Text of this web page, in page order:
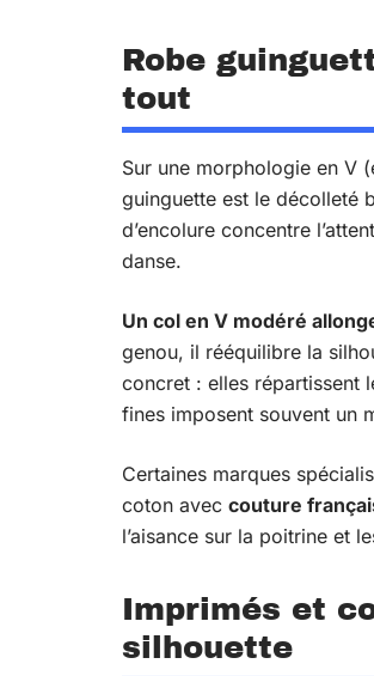
Robe
tout
Sur une morphologie en V
guinguette est le décolleté
d’encolure concentre
danse.
Un col en V modéré
genou, il rééquilibre la
concret : elles répartissent
fines imposent souvent un
Certaines marques
coton avec couture
l’aisance sur la poitrine et
Imprimés et
silhouette